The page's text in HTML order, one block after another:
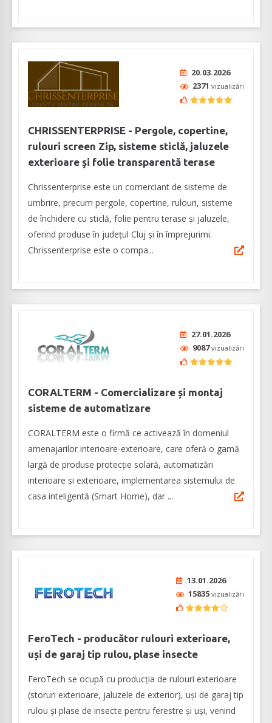
20.03.2026
2371 vizualizări
CHRISSENTERPRISE - Pergole, copertine,
rulouri screen Zip, sisteme sticlă, jaluzele
exterioare şi folie transparentă terase
Chrissenterprise este un comerciant de sisteme de
umbrire, precum pergole, copertine, rulouri, sisteme
de închidere cu sticlă, folie pentru terase şi jaluzele,
oferind produse în judeţul Cluj şi în împrejurimi.
Chrissenterprise este o compa...
27.01.2026
9087vizualizări
CORALTERM - Comercializare și montaj
sisteme de automatizare
CORALTERM este o firmă ce activează în domeniul
amenajarilor interioare-exterioare, care oferă o gamă
largă de produse protecție solară, automatizări
interioare și exterioare, implementarea sistemului de
casa inteligentă (Smart Home), dar ...
13.01.2026
15835 vizualizări
FeroTech - producător rulouri exterioare,
uși de garaj tip rulou, plase insecte
FeroTech se ocupă cu producția de rulouri exterioare
(storuri exterioare, jaluzele de exterior), uși de garaj tip
rulou și plase de insecte pentru ferestre și uși, venind